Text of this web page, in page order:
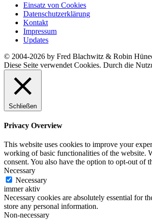
Einsatz von Cookies
Datenschutzerklärung
Kontakt
Impressum
Updates
© 2004-2026 by Fred Blachwitz & Robin
Diese Seite verwendet Cookies. Durch die
Schließen
Privacy Overview
This website uses cookies to improve your
working of basic functionalities of the website.
consent. You also have the option to opt-out of
Necessary
Necessary
immer aktiv
Necessary cookies are absolutely essential for
store any personal information.
Non-necessary